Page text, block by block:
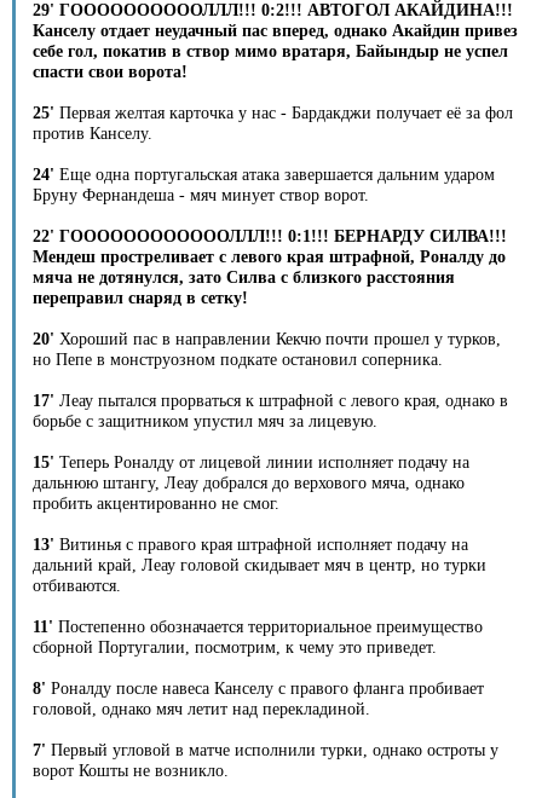
29' ГООООООООООЛЛЛ!!! 0:2!!! АВТОГОЛ АКАЙДИНА!!!
Канселу отдает неудачный пас вперед, однако Акайдин привез
себе гол, покатив в створ мимо вратаря, Байындыр не успел
спасти свои ворота!
25' Первая желтая карточка у нас - Бардакджи получает её за фол
против Канселу.
24' Еще одна португальская атака завершается дальним ударом
Бруну Фернандеша - мяч минует створ ворот.
22' ГООООООООООООЛЛЛ!!! 0:1!!! БЕРНАРДУ СИЛВА!!!
Мендеш простреливает с левого края штрафной, Роналду до
мяча не дотянулся, зато Силва с близкого расстояния
переправил снаряд в сетку!
20' Хороший пас в направлении Кекчю почти прошел у турков,
но Пепе в монструозном подкате остановил соперника.
17' Леау пытался прорваться к штрафной с левого края, однако в
борьбе с защитником упустил мяч за лицевую.
15' Теперь Роналду от лицевой линии исполняет подачу на
дальнюю штангу, Леау добрался до верхового мяча, однако
пробить акцентированно не смог.
13' Витинья с правого края штрафной исполняет подачу на
дальний край, Леау головой скидывает мяч в центр, но турки
отбиваются.
11' Постепенно обозначается территориальное преимущество
сборной Португалии, посмотрим, к чему это приведет.
8' Роналду после навеса Канселу с правого фланга пробивает
головой, однако мяч летит над перекладиной.
7' Первый угловой в матче исполнили турки, однако остроты у
ворот Кошты не возникло.